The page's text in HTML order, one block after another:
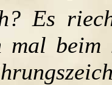
Es
mal beim